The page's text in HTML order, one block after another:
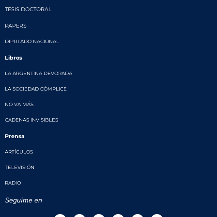
TESIS DOCTORAL
PAPERS
DIPUTADO NACIONAL
Libros
LA ARGENTINA DEVORADA
LA SOCIEDAD CÓMPLICE
NO VA MÁS
CADENAS INVISIBLES
Prensa
ARTÍCULOS
TELEVISIÓN
RADIO
Seguíme en